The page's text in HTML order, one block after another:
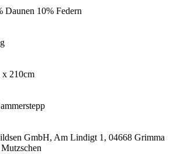
Daunen 10% Federn
x 210cm
GmbH, Am Lindigt 1, 04668 Grimma